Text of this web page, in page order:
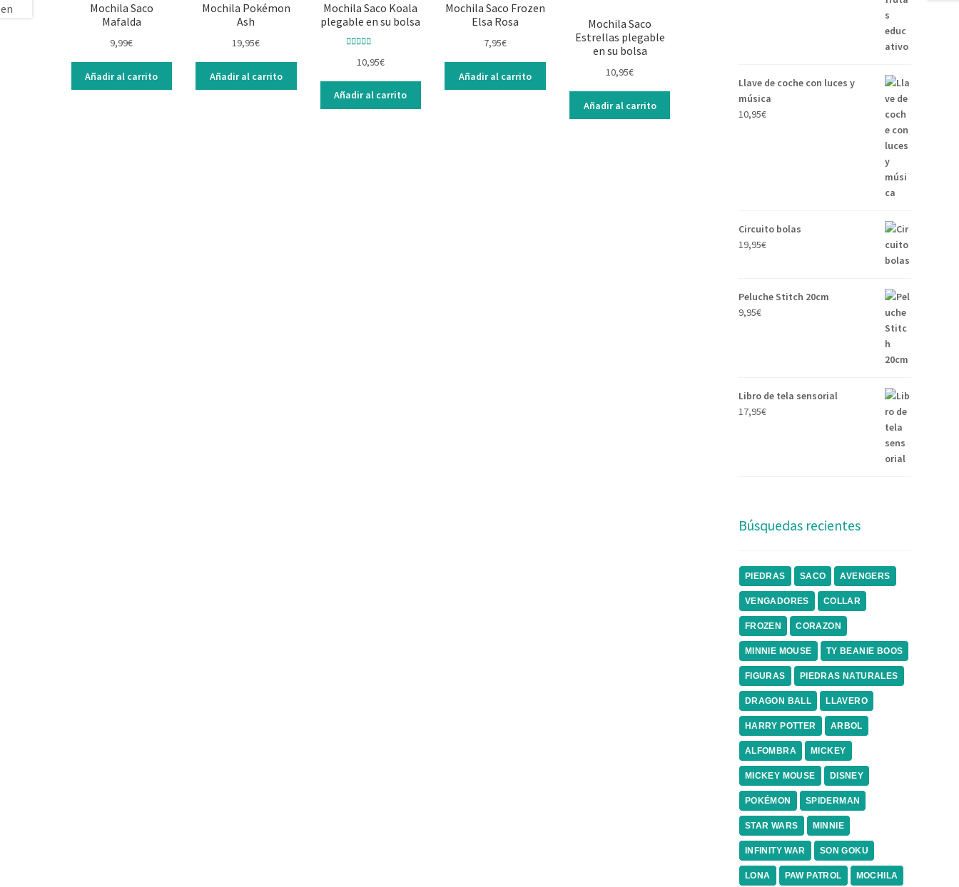
Mochila Saco
Mafalda
9,99€
Añadir al carrito
Mochila Pokémon
Ash
19,95€
Añadir al carrito
Mochila Saco Koala
plegable en su bolsa
5.00de 5
10,95€
Añadir al carrito
Mochila Saco Frozen
Elsa Rosa
7,95€
Añadir al carrito
Mochila Saco
Estrellas plegable
en su bolsa
10,95€
Añadir al carrito
Llave de coche con luces y
música
10,95€
Circuito bolas
19,95€
Peluche Stitch 20cm
9,95€
Libro de tela sensorial
17,95€
Búsquedas recientes
PIEDRAS SACO AVENGERS
VENGADORES COLLAR
FROZEN CORAZON
MINNIE MOUSE TY BEANIE BOOS
FIGURAS PIEDRAS NATURALES
DRAGON BALL LLAVERO
HARRY POTTER ARBOL
ALFOMBRA MICKEY
MICKEY MOUSE DISNEY
POKÉMON SPIDERMAN
STAR WARS MINNIE
INFINITY WAR SON GOKU
LONA PAW PATROL MOCHILA